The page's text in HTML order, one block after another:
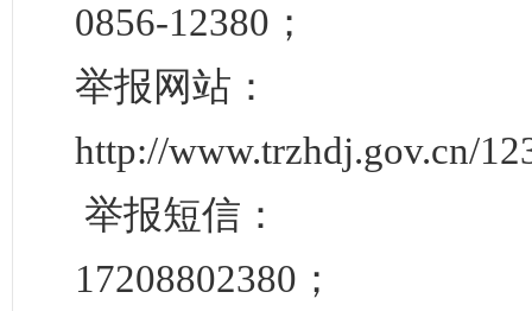
0856-12380；
举报网站：
http://www.trzhdj.gov.cn/
举报短信：
17208802380；